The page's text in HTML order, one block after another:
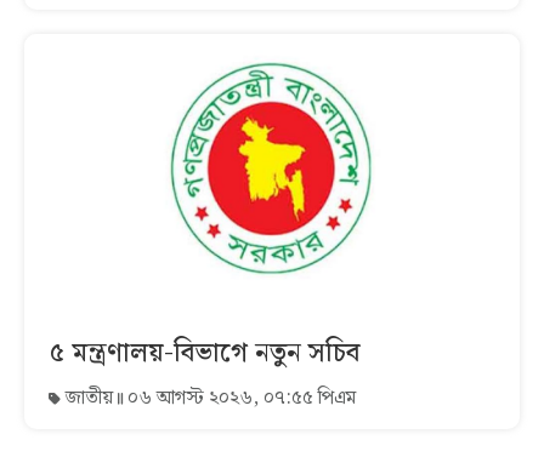
৫ মন্ত্রণালয়-বিভাগে নতুন সচিব
জাতীয় ০৬ আগস্ট ২০২৬, ০৭:৫৫ পিএম